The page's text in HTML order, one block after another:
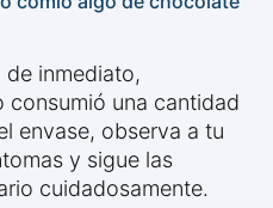
inmediato,
consumió una cantidad
envase, observa a tu
y sigue las
cuidadosamente.